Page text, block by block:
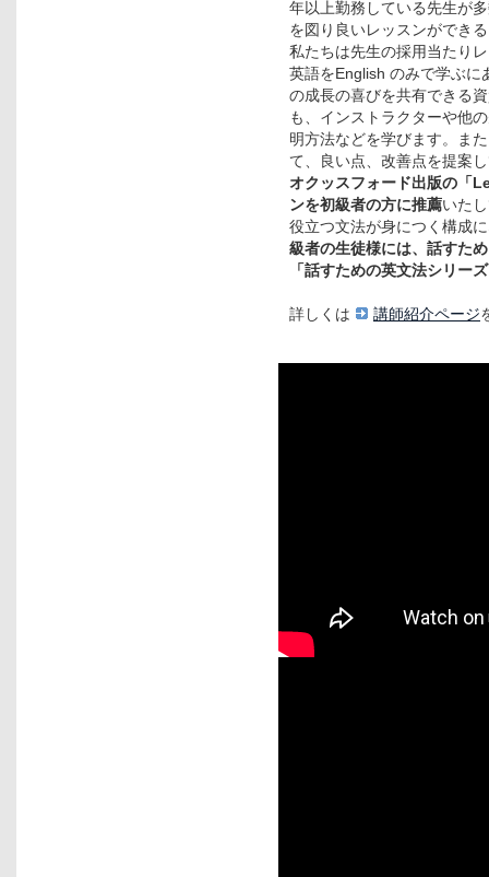
年以上勤務している先生が
を図り良いレッスンができ
私たちは先生の採用当たり
英語をEnglish のみで学ぶに
の成長の喜びを共有できる
も、インストラクターや他
明方法などを学びます。ま
て、良い点、改善点を提案
オクッスフォード出版の「
ンを初級者の方に推薦いた
役立つ文法が身につく構成
級者の生徒様には、話すた
「話すための英文法シリー
詳しくは 講師紹介ページ